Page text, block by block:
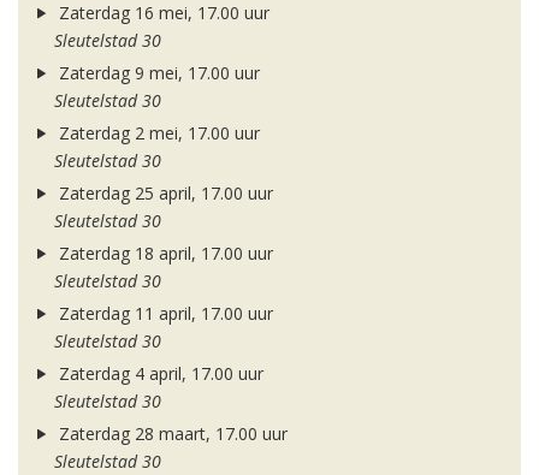
Zaterdag 16 mei, 17.00 uur
Sleutelstad 30
Zaterdag 9 mei, 17.00 uur
Sleutelstad 30
Zaterdag 2 mei, 17.00 uur
Sleutelstad 30
Zaterdag 25 april, 17.00 uur
Sleutelstad 30
Zaterdag 18 april, 17.00 uur
Sleutelstad 30
Zaterdag 11 april, 17.00 uur
Sleutelstad 30
Zaterdag 4 april, 17.00 uur
Sleutelstad 30
Zaterdag 28 maart, 17.00 uur
Sleutelstad 30